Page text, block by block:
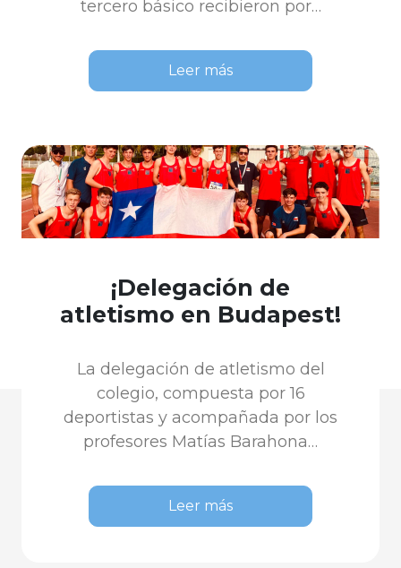
tercero básico recibieron por…
Leer más
¡Delegación de
atletismo en Budapest!
La delegación de atletismo del
colegio, compuesta por 16
deportistas y acompañada por los
profesores Matías Barahona…
Leer más